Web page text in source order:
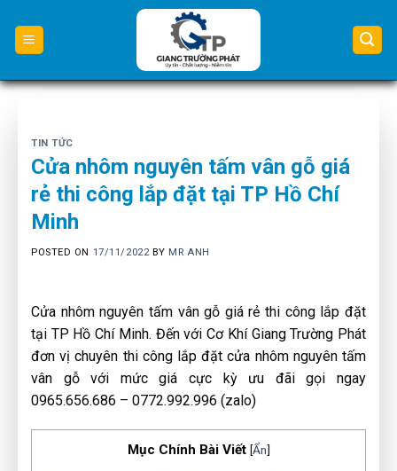
content
TIN TỨC
Cửa nhôm nguyên tấm vân gỗ giá
rẻ thi công lắp đặt tại TP Hồ Chí
Minh
POSTED ON 17/11/2022 BY MR ANH
Cửa nhôm nguyên tấm vân gỗ giá rẻ thi công lắp đặt
tại TP Hồ Chí Minh. Đến với Cơ Khí Giang Trường Phát
đơn vị chuyên thi công lắp đặt cửa nhôm nguyên tấm
vân gỗ với mức giá cực kỳ ưu đãi gọi ngay
0965.656.686 – 0772.992.996 (zalo)
Mục Chính Bài Viết [Ẩn]